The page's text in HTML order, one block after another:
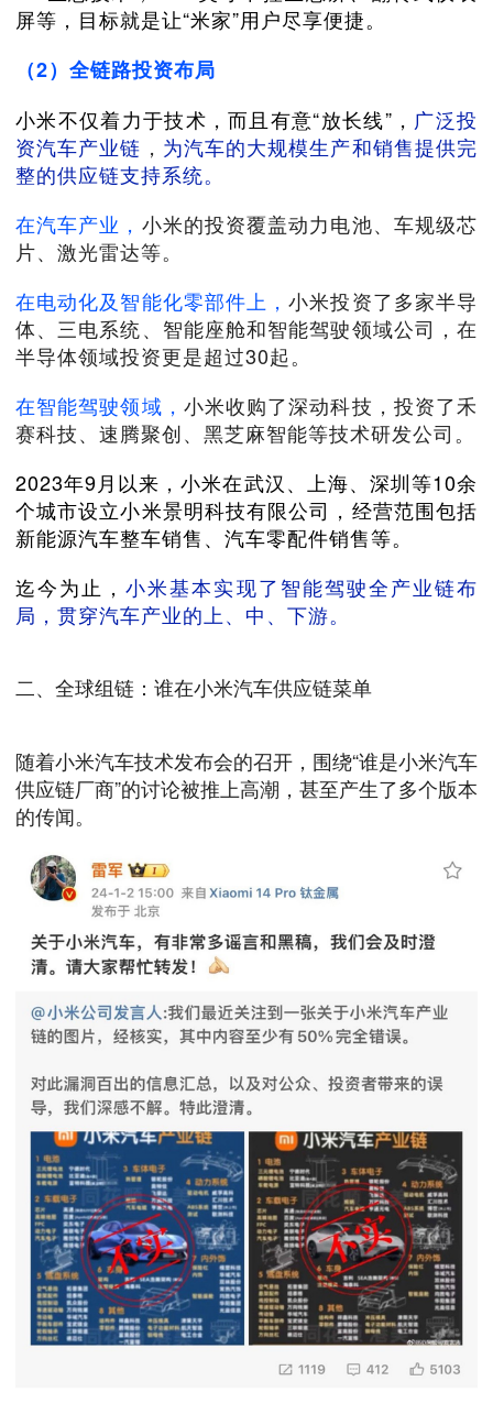
屏等，目标就是让“米家”用户尽享便捷。
（2）全链路投资布局
小米不仅着力于技术，而且有意“放长线”， 广泛投
资汽车产业链 ， 为汽车的大规模生产和销售提供完
整的供应链支持系统。
在汽车产业， 小米的投资覆盖动力电池、车规级芯
片、激光雷达等。
在电动化及智能化零部件上，小米投资了多家半导
体、三电系统、智能座舱和智能驾驶领域公司，在
半导体领域投资更是超过30起。
在智能驾驶领域， 小米收购了深动科技，投资了禾
赛科技、速腾聚创、黑芝麻智能等技术研发公司。
2023年9月以来，小米在武汉、上海、深圳等10余
个城市设立小米景明科技有限公司，经营范围包括
新能源汽车整车销售、汽车零配件销售等。
迄今为止，小米基本实现了智能驾驶全产业链布
局，贯穿汽车产业的上、中、下游。
二、全球组链：谁在小米汽车供应链菜单
随着小米汽车技术发布会的召开，围绕“谁是小米汽车
供应链厂商”的讨论被推上高潮，甚至产生了多个版本
的传闻。